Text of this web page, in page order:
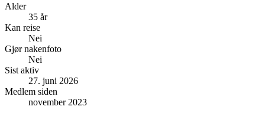
Alder
35 år
Kan reise
Nei
Gjør nakenfoto
Nei
Sist aktiv
27. juni 2026
Medlem siden
november 2023